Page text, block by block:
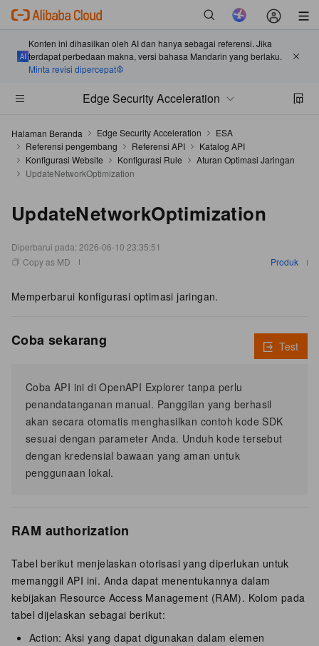
Konten ini dihasilkan oleh AI dan hanya sebagai referensi. Jika
terdapat perbedaan makna, versi bahasa Mandarin yang berlaku.
Minta revisi dipercepat
Edge Security Acceleration
Halaman Beranda Edge Security Acceleration
ESA
Referensi pengembang
Referensi API
Katalog API
Konfigurasi Website
Konfigurasi Rule
Aturan Optimasi Jaringan
UpdateNetworkOptimization
UpdateNetworkOptimization
Diperbarui pada: 2026-06-10 23:35:51
Copy as MD
Produk
Memperbarui konfigurasi optimasi jaringan.
Coba sekarang
Coba API ini di OpenAPI Explorer tanpa perlu
penandatanganan manual. Panggilan yang berhasil
akan secara otomatis menghasilkan contoh kode SDK
sesuai dengan parameter Anda. Unduh kode tersebut
dengan kredensial bawaan yang aman untuk
penggunaan lokal.
Test
RAM authorization
Tabel berikut menjelaskan otorisasi yang diperlukan untuk
memanggil API ini. Anda dapat menentukannya dalam
kebijakan Resource Access Management (RAM). Kolom pada
tabel dijelaskan sebagai berikut:
Action: Aksi yang dapat digunakan dalam elemen